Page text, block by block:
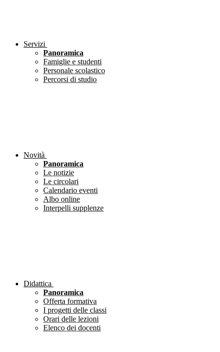
Servizi
Panoramica
Famiglie e studenti
Personale scolastico
Percorsi di studio
Novità
Panoramica
Le notizie
Le circolari
Calendario eventi
Albo online
Interpelli supplenze
Didattica
Panoramica
Offerta formativa
I progetti delle classi
Orari delle lezioni
Elenco dei docenti